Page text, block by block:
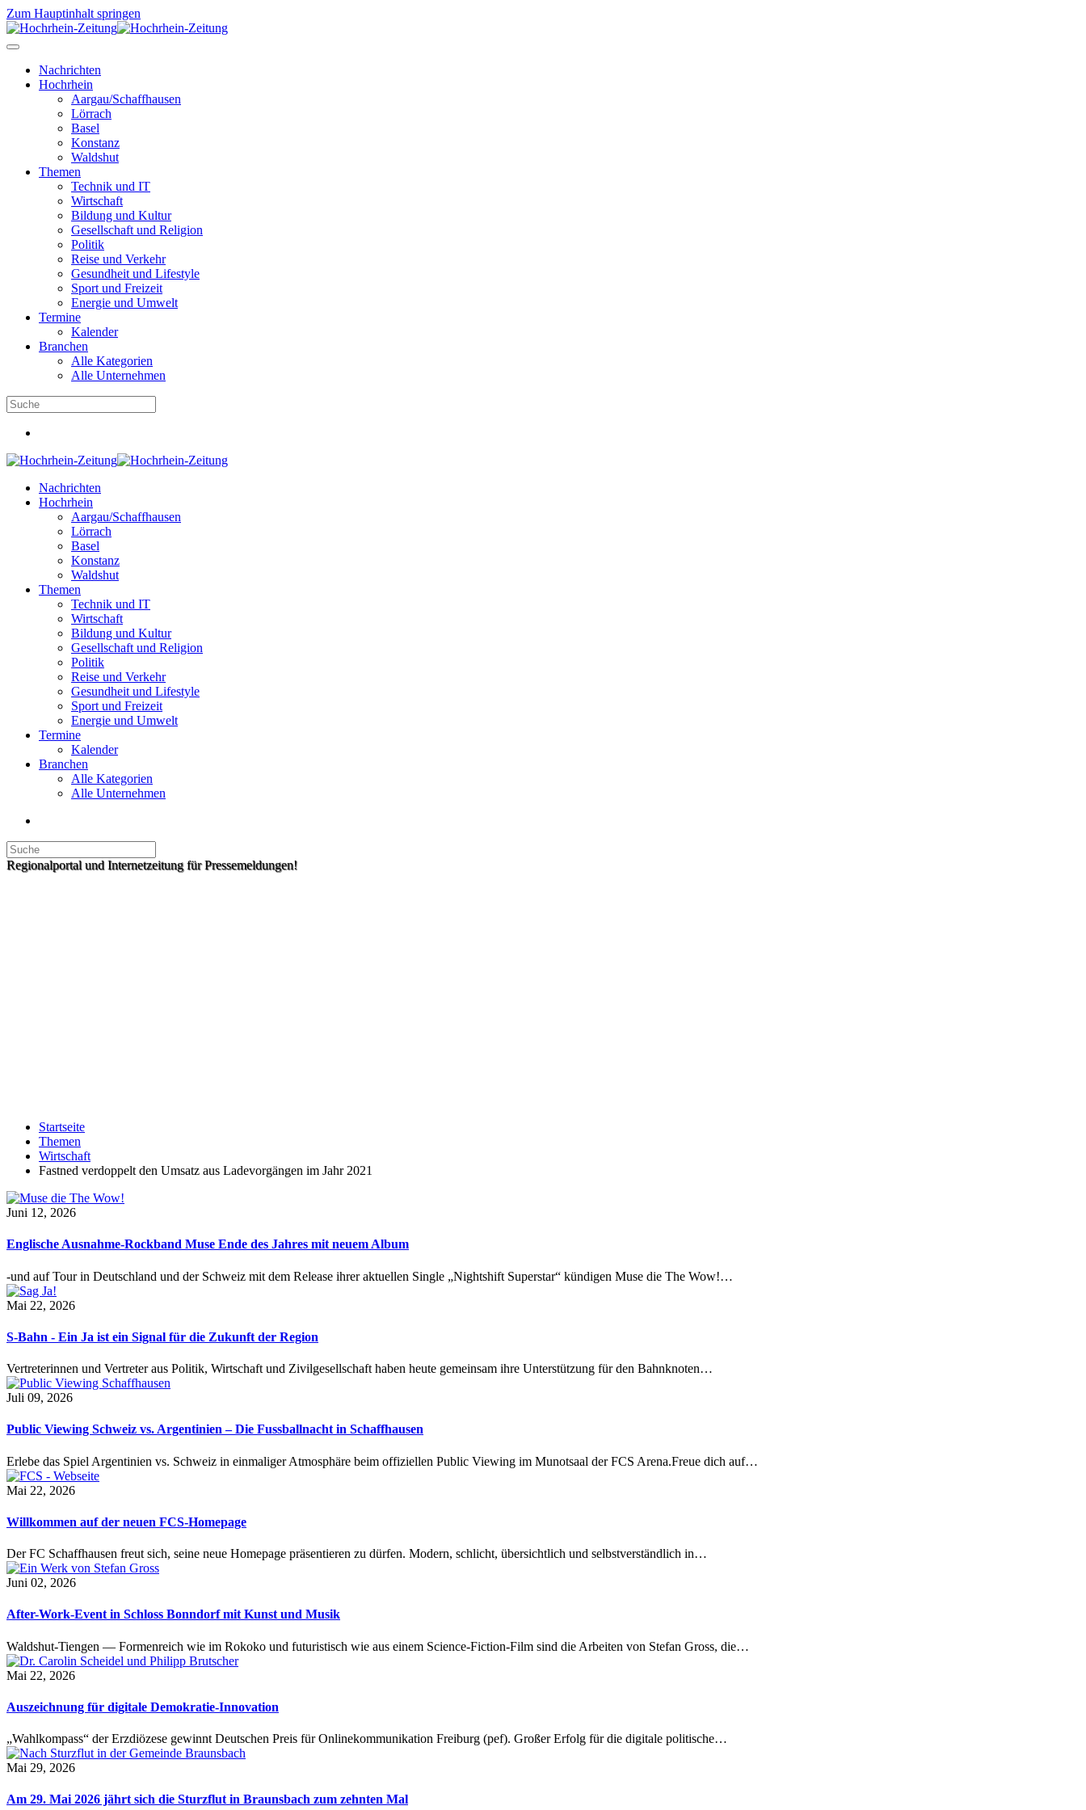
Zum Hauptinhalt springen
Nachrichten
Hochrhein
Aargau/Schaffhausen
Lörrach
Basel
Konstanz
Waldshut
Themen
Technik und IT
Wirtschaft
Bildung und Kultur
Gesellschaft und Religion
Politik
Reise und Verkehr
Gesundheit und Lifestyle
Sport und Freizeit
Energie und Umwelt
Termine
Kalender
Branchen
Alle Kategorien
Alle Unternehmen
Nachrichten
Hochrhein
Aargau/Schaffhausen
Lörrach
Basel
Konstanz
Waldshut
Themen
Technik und IT
Wirtschaft
Bildung und Kultur
Gesellschaft und Religion
Politik
Reise und Verkehr
Gesundheit und Lifestyle
Sport und Freizeit
Energie und Umwelt
Termine
Kalender
Branchen
Alle Kategorien
Alle Unternehmen
Regionalportal und Internetzeitung für Pressemeldungen!
Startseite
Themen
Wirtschaft
Fastned verdoppelt den Umsatz aus Ladevorgängen im Jahr 2021
Juni 12, 2026
Englische Ausnahme-Rockband Muse Ende des Jahres mit neuem Album
-und auf Tour in Deutschland und der Schweiz mit dem Release ihrer aktuellen Single „Nightshift Superstar“ kündigen Muse die The Wow!…
Mai 22, 2026
S-Bahn - Ein Ja ist ein Signal für die Zukunft der Region
Vertreterinnen und Vertreter aus Politik, Wirtschaft und Zivilgesellschaft haben heute gemeinsam ihre Unterstützung für den Bahnknoten…
Juli 09, 2026
Public Viewing Schweiz vs. Argentinien – Die Fussballnacht in Schaffhausen
Erlebe das Spiel Argentinien vs. Schweiz in einmaliger Atmosphäre beim offiziellen Public Viewing im Munotsaal der FCS Arena.Freue dich auf…
Mai 22, 2026
Willkommen auf der neuen FCS-Homepage
Der FC Schaffhausen freut sich, seine neue Homepage präsentieren zu dürfen. Modern, schlicht, übersichtlich und selbstverständlich in…
Juni 02, 2026
After-Work-Event in Schloss Bonndorf mit Kunst und Musik
Waldshut-Tiengen — Formenreich wie im Rokoko und futuristisch wie aus einem Science-Fiction-Film sind die Arbeiten von Stefan Gross, die…
Mai 22, 2026
Auszeichnung für digitale Demokratie-Innovation
„Wahlkompass“ der Erzdiözese gewinnt Deutschen Preis für Onlinekommunikation Freiburg (pef). Großer Erfolg für die digitale politische…
Mai 29, 2026
Am 29. Mai 2026 jährt sich die Sturzflut in Braunsbach zum zehnten Mal